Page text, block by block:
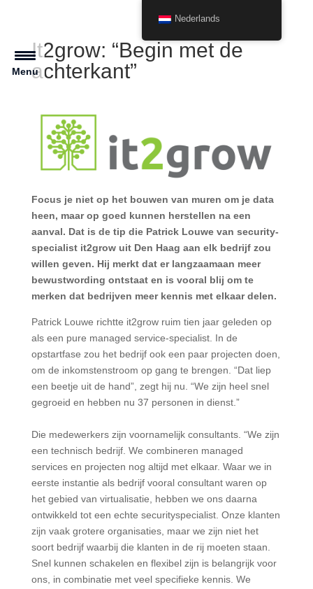
It2grow: “Begin met de
achterkant”
Focus je niet op het bouwen van muren om je data
heen, maar op goed kunnen herstellen na een
aanval. Dat is de tip die Patrick Louwe van security-
specialist it2grow uit Den Haag aan elk bedrijf zou
willen geven. Hij merkt dat er langzaamaan meer
bewustwording ontstaat en is vooral blij om te
merken dat bedrijven meer kennis met elkaar delen.
Patrick Louwe richtte it2grow ruim tien jaar geleden op
als een pure managed service-specialist. In de
opstartfase zou het bedrijf ook een paar projecten doen,
om de inkomstenstroom op gang te brengen. “Dat liep
een beetje uit de hand”, zegt hij nu. “We zijn heel snel
gegroeid en hebben nu 37 personen in dienst.”
Die medewerkers zijn voornamelijk consultants. “We zijn
een technisch bedrijf. We combineren managed
services en projecten nog altijd met elkaar. Waar we in
eerste instantie als bedrijf vooral consultant waren op
het gebied van virtualisatie, hebben we ons daarna
ontwikkeld tot een echte securityspecialist. Onze klanten
zijn vaak grotere organisaties, maar we zijn niet het
soort bedrijf waarbij die klanten in de rij moeten staan.
Snel kunnen schakelen en flexibel zijn is belangrijk voor
ons, in combinatie met veel specifieke kennis. We
Nederlands
Menu